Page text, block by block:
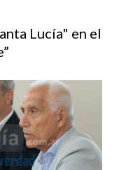
Lucía" en el